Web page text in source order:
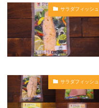
サラダフィッシュ
サラダフィッシュ